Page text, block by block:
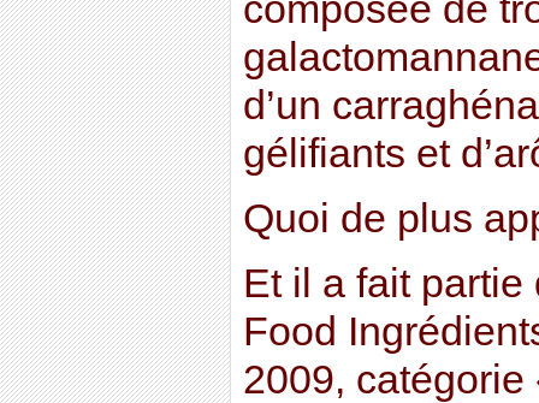
composée de
d’un
gélifiants et
Quoi de plus
Et il a fait
Food
2009,